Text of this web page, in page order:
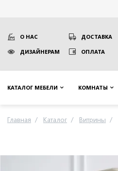
О НАС ДОСТАВКА
ДИЗАЙНЕРАМ ОПЛАТА
КАТАЛОГ МЕБЕЛИ КОМНАТЫ
Главная Каталог Витрины